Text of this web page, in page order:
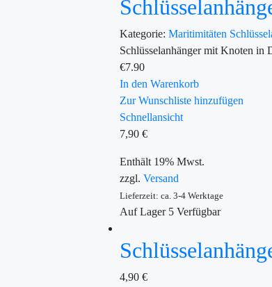
Kategorie: Maritimitäten
Schlüsselanhänger mit Knoten in
€7.90
In den Warenkorb
Zur Wunschliste hinzufügen
Schnellansicht
7,90 €
Enthält 19% Mwst.
zzgl. Versand
Lieferzeit: ca. 3-4 Werktage
Auf Lager5 Verfügbar
4,90 €